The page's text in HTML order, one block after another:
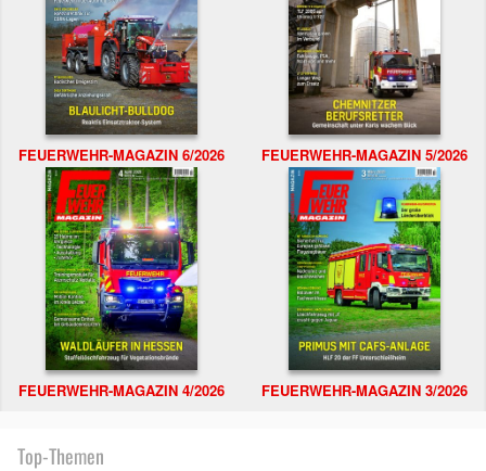
FEUERWEHR-MAGAZIN 6/2026 FEUERWEHR-MAGAZIN 5/2026
FEUERWEHR-MAGAZIN 4/2026 FEUERWEHR-MAGAZIN 3/2026
Top-Themen